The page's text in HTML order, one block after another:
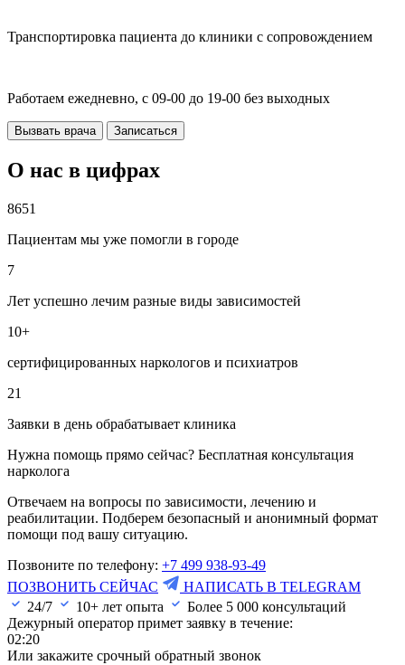
Транспортировка пациента до клиники с сопровождением
Работаем ежедневно, с 09-00 до 19-00 без выходных
Вызвать врача Записаться
О нас в цифрах
8651
Пациентам мы уже помогли в городе
7
Лет успешно лечим разные виды зависимостей
10+
сертифицированных наркологов и психиатров
21
Заявки в день обрабатывает клиника
Нужна помощь прямо сейчас? Бесплатная консультация
нарколога
Отвечаем на вопросы по зависимости, лечению и
реабилитации. Подберем безопасный и анонимный формат
помощи под вашу ситуацию.
Позвоните по телефону: +7 499 938-93-49
ПОЗВОНИТЬ СЕЙЧАС
НАПИСАТЬ В TELEGRAM
24/7
10+ лет опыта Более 5 000 консультаций
Дежурный оператор примет заявку в течение:
02:20
Или закажите срочный обратный звонок